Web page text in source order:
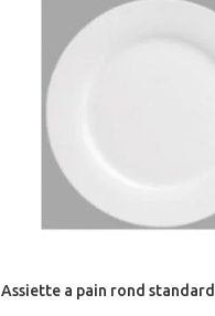
Assiette a pain rond standard